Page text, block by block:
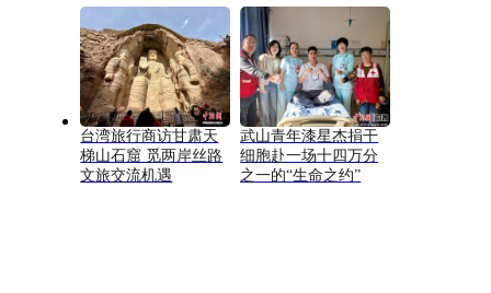
台湾旅行商访甘肃天
梯山石窟 觅两岸丝路
文旅交流机遇
武山青年漆星杰捐干
细胞赴一场十四万分
之一的“生命之约”